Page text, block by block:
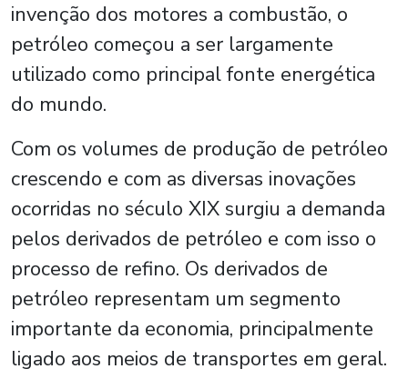
invenção dos motores a combustão, o
petróleo começou a ser largamente
utilizado como principal fonte energética
do mundo.
Com os volumes de produção de petróleo
crescendo e com as diversas inovações
ocorridas no século XIX surgiu a demanda
pelos derivados de petróleo e com isso o
processo de refino. Os derivados de
petróleo representam um segmento
importante da economia, principalmente
ligado aos meios de transportes em geral.